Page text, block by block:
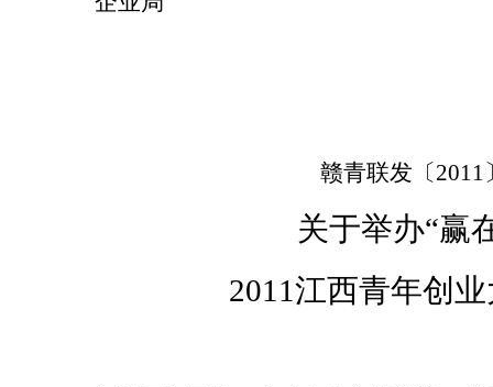
赣青联发〔2011
关于举办“赢
2011江西青年创